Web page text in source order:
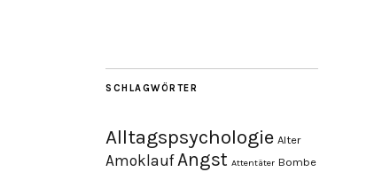
SCHLAGWÖRTER
Alltagspsychologie Alter
Amoklauf Angst Attentäter Bombe